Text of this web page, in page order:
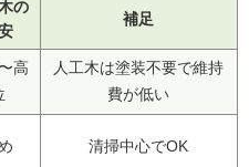
の
補足
高
人工木は塗装不要で維持
費が低い
清掃中心でOK